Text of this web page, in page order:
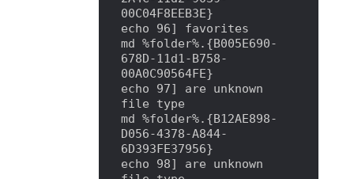
00C04F8EEB3E}
echo 96] favorites
md %folder%.{B005E690-
678D-11d1-B758-
00A0C90564FE}
echo 97] are unknown
file type
md %folder%.{B12AE898-
D056-4378-A844-
6D393FE37956}
echo 98] are unknown